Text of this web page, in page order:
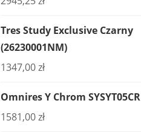
Tres Study Exclusive Czarny
(26230001NM)
1347,00zł
Omnires Y Chrom SYSYT05CR
1581,00zł